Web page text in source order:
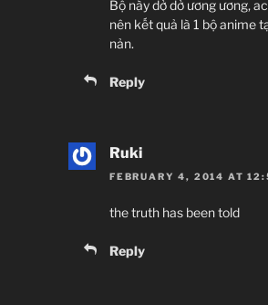
Bộ này dở dở ương ương,
nên kết quả là 1 bộ anime
nản.
Reply
Ruki
FEBRUARY 4, 2014 AT
the truth has been told
Reply